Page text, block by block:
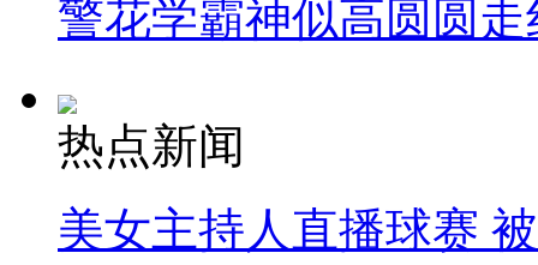
警花学霸神似高圆圆走
热点新闻
美女主持人直播球赛